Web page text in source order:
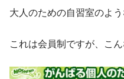
大人のための自習室のよう
これは会員制ですが、こ